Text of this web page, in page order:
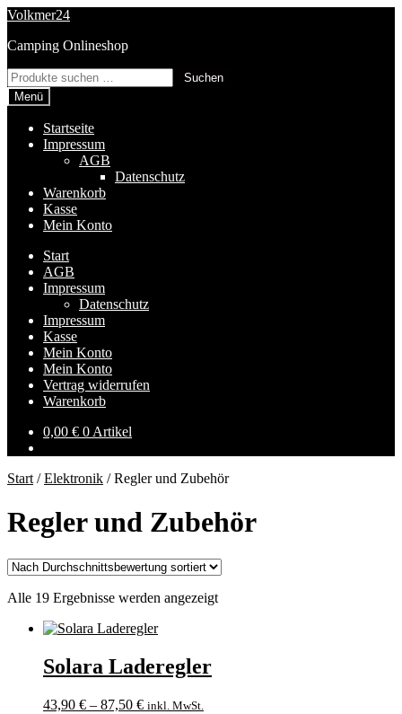
Zur
springen
Zum
springen
Volkmer24
Camping Onlineshop
Suchen
nach:
Suchen
Menü
Startseite
Impressum
AGB
Datenschutz
Warenkorb
Kasse
Mein Konto
Start
AGB
Impressum
Datenschutz
Impressum
Kasse
Mein Konto
Mein Konto
Vertrag widerrufen
Warenkorb
0,00 € 0 Artikel
Start /Elektronik /Regler und Zubehör
Regler und Zubehör
Alle 19 Ergebnisse werden angezeigtNach
Solara Laderegler
43,90 € – 87,50 € inkl. MwSt.